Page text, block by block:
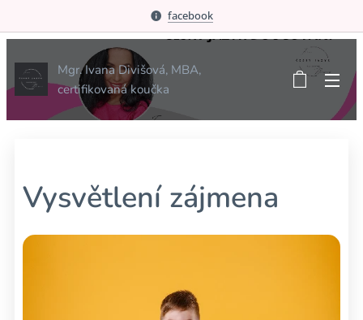
facebook
Mgr. Ivana Divišová, MBA,
certifikovaná koučka
Vysvětlení zájmena